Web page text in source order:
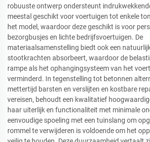
robuuste ontwerp ondersteunt
meestal geschikt voor voertuigen tot enkele
het model, waardoor deze geschikt is voor
bezorgbusjes en lichte bedrijfsvoertuigen. De
materiaalsamenstelling biedt ook een
stootkrachten absorbeert, waardoor de
rampe als het ophangingsysteem van het
verminderd. In tegenstelling tot betonnen
mettertijd barsten en verslijten en kostbare
vereisen, behoudt een kwalitatief
haar uiterlijk en functionaliteit met minimale
eenvoudige spoeling met een tuinslang om
rommel te verwijderen is voldoende om het